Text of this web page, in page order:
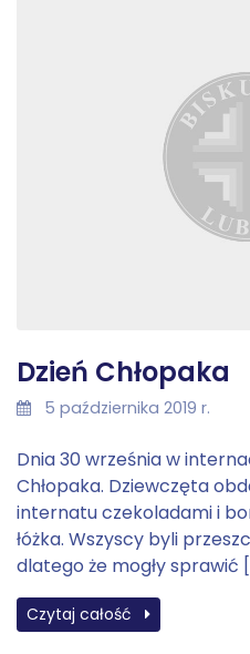
Dzień Chłopaka
5 października 2019 r.
Dnia 30 września w
Chłopaka. Dziewczęta
internatu czekoladami i
łóżka. Wszyscy byli
dlatego że mogły sprawić
Czytaj całość